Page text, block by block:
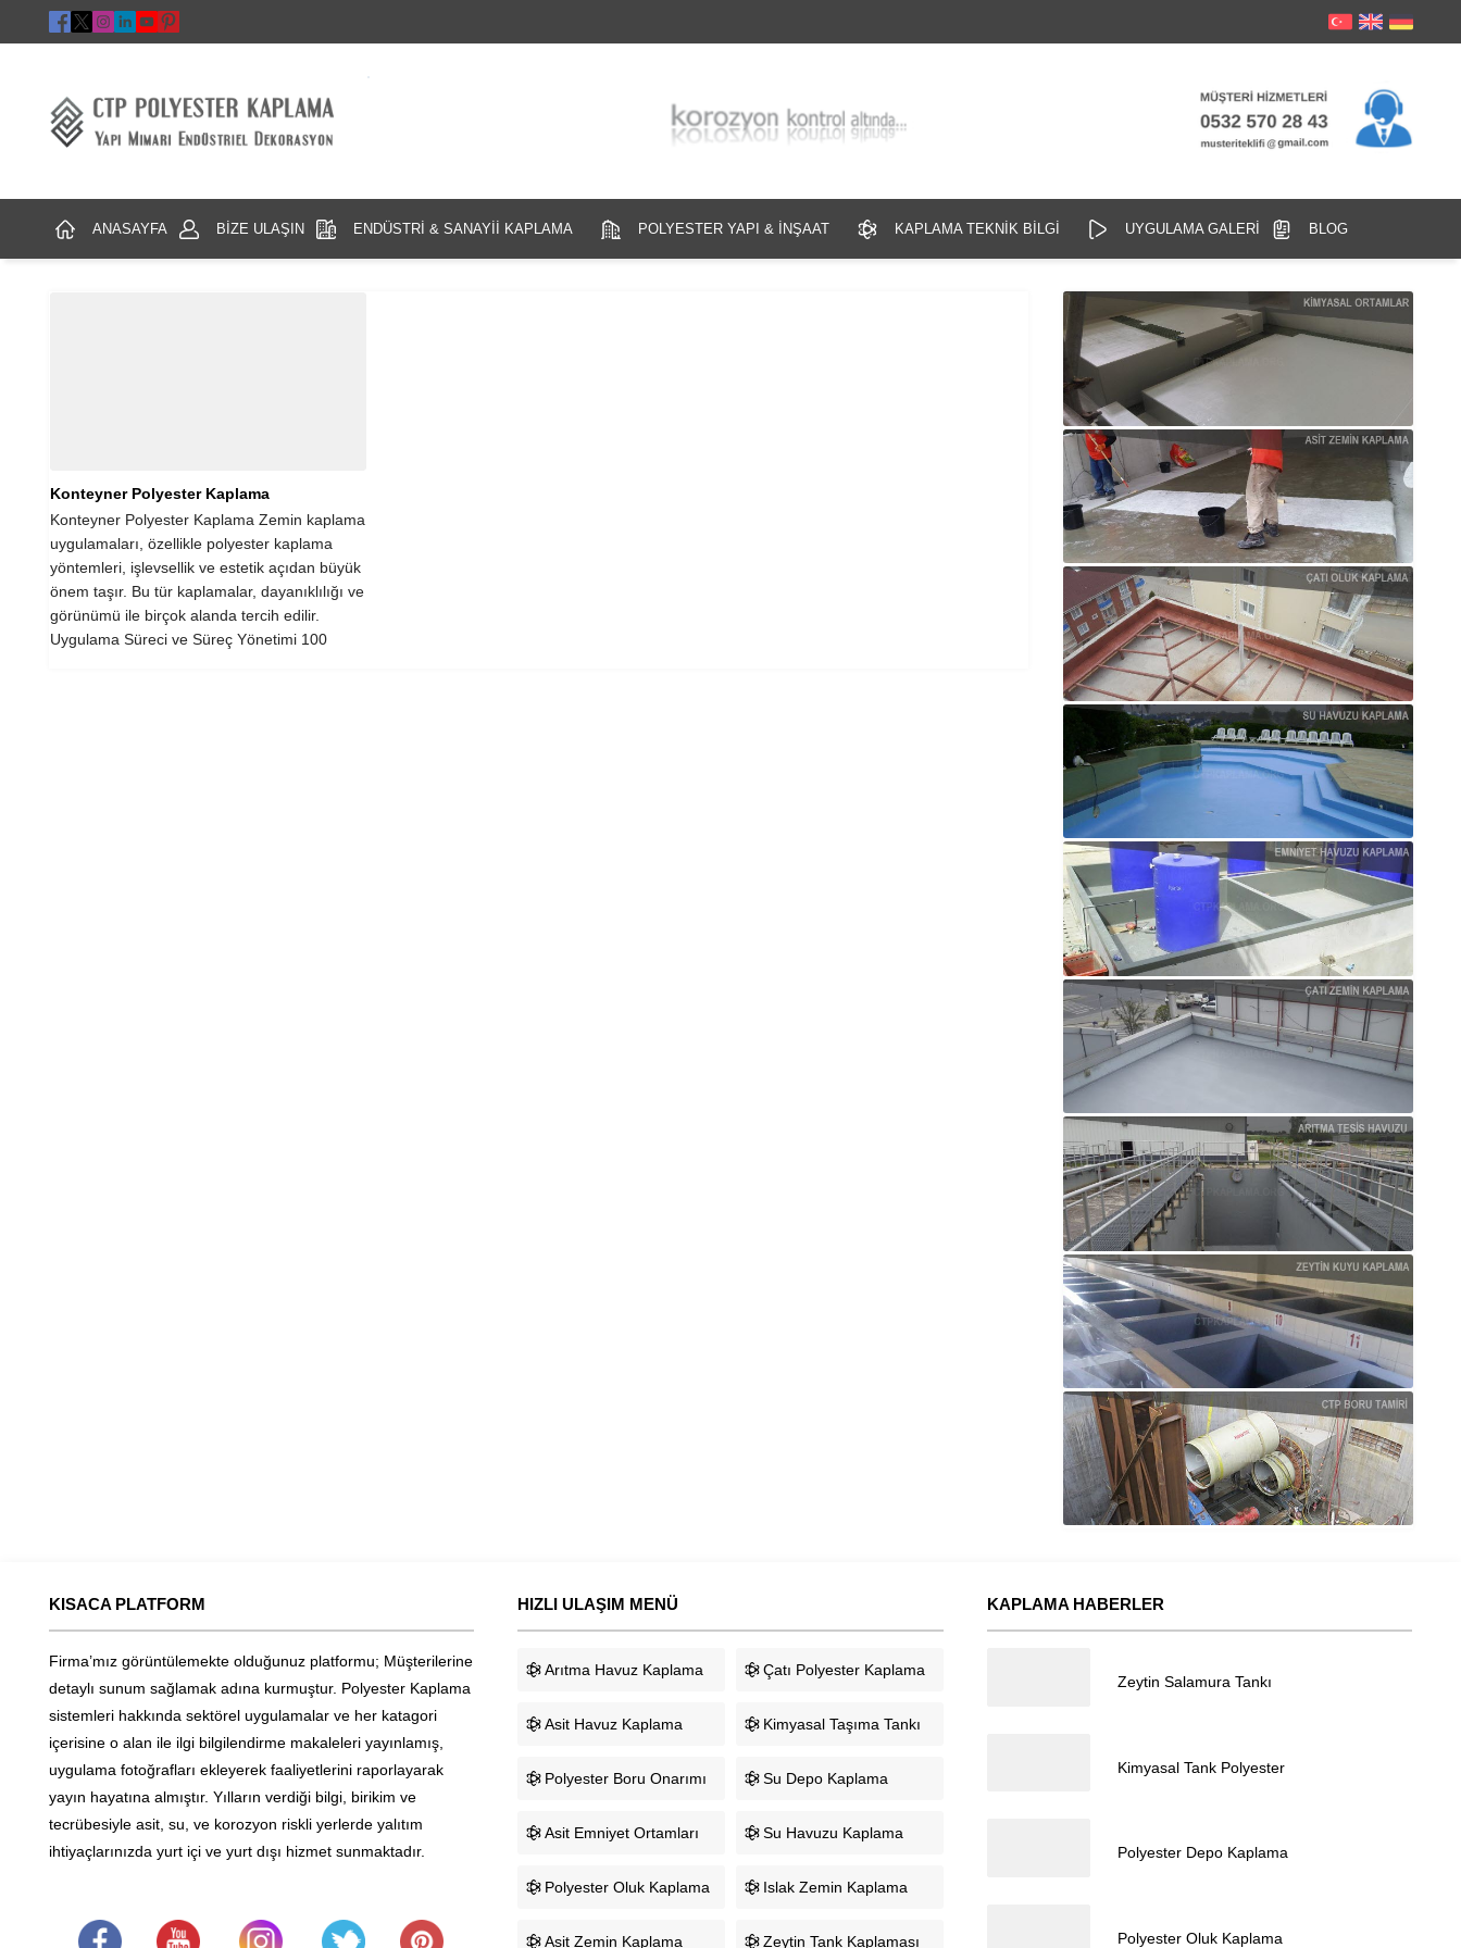
ANASAYFA BİZE ULAŞIN ENDÜSTRİ & SANAYİİ KAPLAMA POLYESTER YAPI & İNŞAAT KAPLAMA TEKNİK BİLGİ UYGULAMA GALERİ BLOG
Konteyner Polyester Kaplama
Konteyner Polyester Kaplama Zemin kaplama
uygulamaları, özellikle polyester kaplama
yöntemleri, işlevsellik ve estetik açıdan büyük
önem taşır. Bu tür kaplamalar, dayanıklılığı ve
görünümü ile birçok alanda tercih edilir.
Uygulama Süreci ve Süreç Yönetimi 100
KISACA PLATFORM
Firma’mız görüntülemekte olduğunuz platformu; Müşterilerine
detaylı sunum sağlamak adına kurmuştur. Polyester Kaplama
sistemleri hakkında sektörel uygulamalar ve her katagori
içerisine o alan ile ilgi bilgilendirme makaleleri yayınlamış,
uygulama fotoğrafları ekleyerek faaliyetlerini raporlayarak
yayın hayatına almıştır. Yılların verdiği bilgi, birikim ve
tecrübesiyle asit, su, ve korozyon riskli yerlerde yalıtım
ihtiyaçlarınızda yurt içi ve yurt dışı hizmet sunmaktadır.
HIZLI ULAŞIM MENÜ
Arıtma Havuz Kaplama Çatı Polyester Kaplama
Asit Havuz Kaplama Kimyasal Taşıma Tankı
Polyester Boru Onarımı Su Depo Kaplama
Asit Emniyet Ortamları Su Havuzu Kaplama
Polyester Oluk Kaplama Islak Zemin Kaplama
Asit Zemin Kaplama Zeytin Tank Kaplaması
KAPLAMA HABERLER
Zeytin Salamura Tankı
Kimyasal Tank Polyester
Polyester Depo Kaplama
Polyester Oluk Kaplama
Cevap Yaz